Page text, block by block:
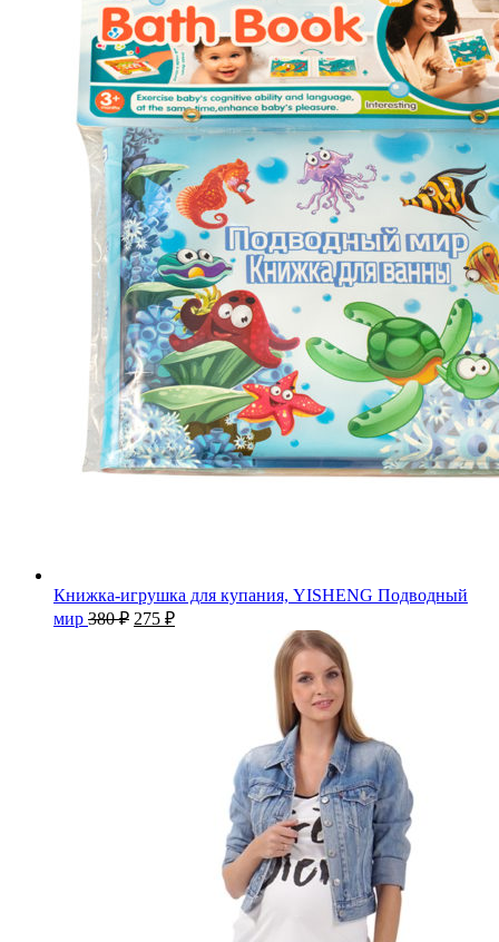
Книжка-игрушка для купания, YISHENG Подводный
мир 380₽ 275 ₽